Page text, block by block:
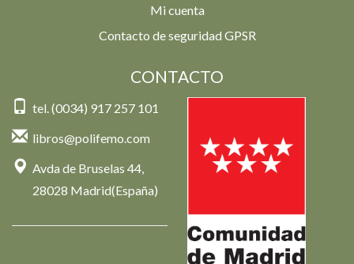
Mi cuenta
Contacto de seguridad GPSR
CONTACTO
tel. (0034) 917 257 101
libros@polifemo.com
Avda de Bruselas 44,
28028 Madrid(España)